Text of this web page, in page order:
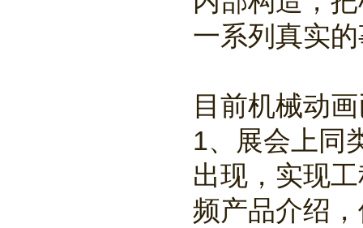
一系列真实
目前机械动
1、展会上同
出现，实现
频产品介绍